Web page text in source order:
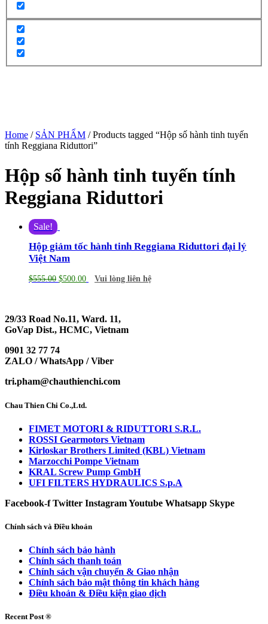
Home / SẢN PHẨM / Products tagged “Hộp số hành tinh tuyến
tính Reggiana Riduttori”
Hộp số hành tinh tuyến tính
Reggiana Riduttori
Sale!
Hộp giảm tốc hành tinh Reggiana Riduttori đại lý
Việt Nam
$555.00 $500.00 Vui lòng liên hệ
29/33 Road No.11, Ward. 11,
GoVap Dist., HCMC, Vietnam
0901 32 77 74
ZALO / WhatsApp / Viber
tri.pham@chauthienchi.com
Chau Thien Chi Co.,Ltd.
FIMET MOTORI & RIDUTTORI S.R.L.
ROSSI Gearmotors Vietnam
Kirloskar Brothers Limited (KBL) Vietnam
Marzocchi Pompe Vietnam
KRAL Screw Pump GmbH
UFI FILTERS HYDRAULICS S.p.A
Facebook-f Twitter InstagramYoutube Whatsapp Skype
Chính sách và Điều khoản
Chính sách bảo hành
Chính sách thanh toán
Chính sách vận chuyển & Giao nhận
Chính sách bảo mật thông tin khách hàng
Điều khoản & Điều kiện giao dịch
Recent Post ®